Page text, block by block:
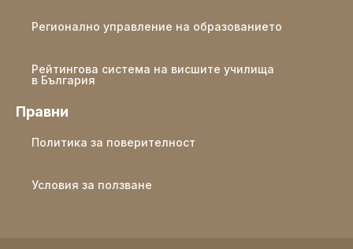
Регионално управление на образованието
Рейтингова система на висшите училища
в България
Правни
Политика за поверителност
Условия за ползване